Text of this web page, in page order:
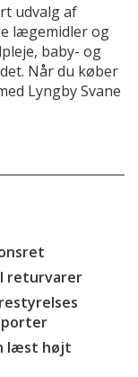
udvalg af
lægemidler og
baby- og
Når du køber
Lyngby Svane
returvarer
læst højt